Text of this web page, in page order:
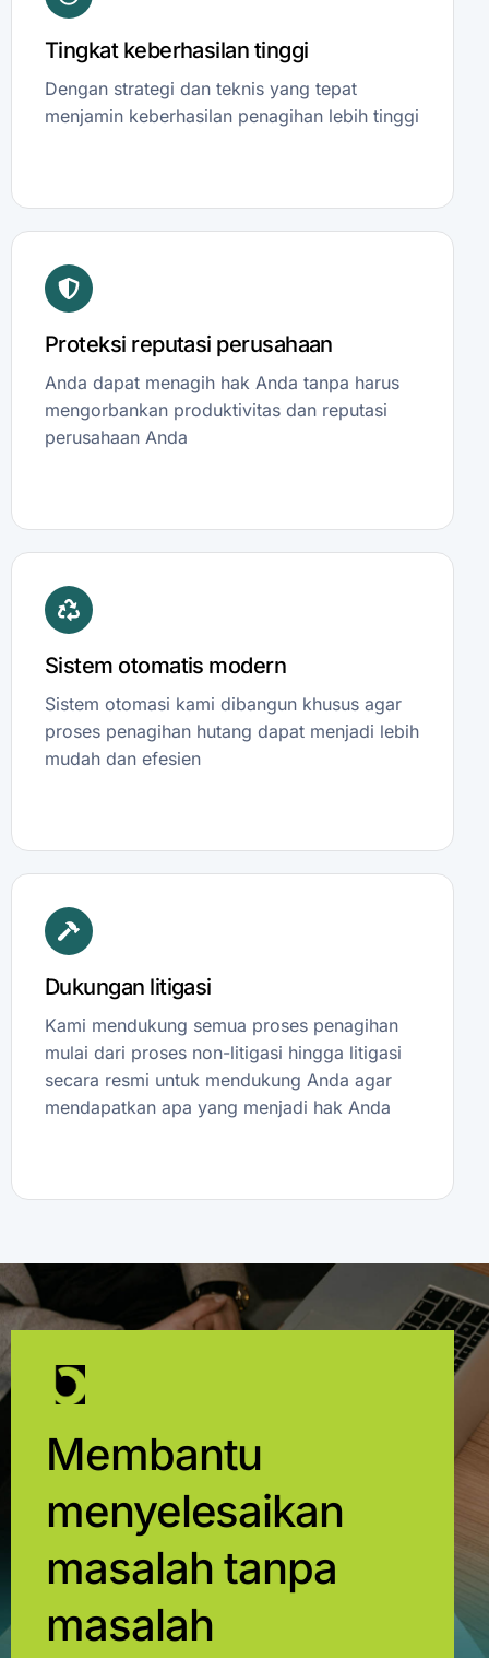
Tingkat keberhasilan tinggi
Dengan strategi dan teknis yang tepat
menjamin keberhasilan penagihan lebih tinggi
Proteksi reputasi perusahaan
Anda dapat menagih hak Anda tanpa harus
mengorbankan produktivitas dan reputasi
perusahaan Anda
Sistem otomatis modern
Sistem otomasi kami dibangun khusus agar
proses penagihan hutang dapat menjadi lebih
mudah dan efesien
Dukungan litigasi
Kami mendukung semua proses penagihan
mulai dari proses non-litigasi hingga litigasi
secara resmi untuk mendukung Anda agar
mendapatkan apa yang menjadi hak Anda
Membantu
menyelesaikan
masalah tanpa
masalah